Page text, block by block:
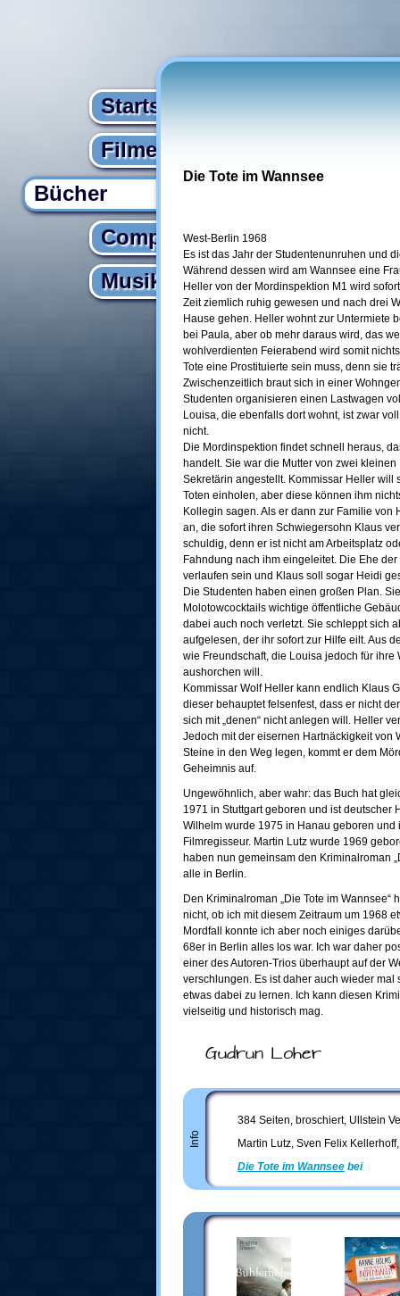
Startseite
Filme
Bücher
Computer
Musik
Die Tote im Wannsee
West-Berlin 1968
Es ist das Jahr der Studentenunruhen und
Während dessen wird am Wannsee eine
Heller von der Mordinspektion M1 wird
Zeit ziemlich ruhig gewesen und nach drei
Hause gehen. Heller wohnt zur Untermiete
bei Paula, aber ob mehr daraus wird, das
wohlverdienten Feierabend wird somit
Tote eine Prostituierte sein muss, denn sie
Zwischenzeitlich braut sich in einer
Studenten organisieren einen Lastwagen
Louisa, die ebenfalls dort wohnt, ist zwar
nicht.
Die Mordinspektion findet schnell heraus,
handelt. Sie war die Mutter von zwei
Sekretärin angestellt. Kommissar Heller
Toten einholen, aber diese können ihm
Kollegin sagen. Als er dann zur Familie von
an, die sofort ihren Schwiegersohn Klaus
schuldig, denn er ist nicht am Arbeitsplatz
Fahndung nach ihm eingeleitet. Die Ehe
verlaufen sein und Klaus soll sogar Heidi
Die Studenten haben einen großen Plan.
Molotowcocktails wichtige öffentliche
dabei auch noch verletzt. Sie schleppt sich
aufgelesen, der ihr sofort zur Hilfe eilt. Aus
wie Freundschaft, die Louisa jedoch für
aushorchen will.
Kommissar Wolf Heller kann endlich Klaus
dieser behauptet felsenfest, dass er nicht
sich mit „denen“ nicht anlegen will. Heller
Jedoch mit der eisernen Hartnäckigkeit von
Steine in den Weg legen, kommt er dem
Geheimnis auf.
Ungewöhnlich, aber wahr: das Buch hat
1971 in Stuttgart geboren und ist deutscher
Wilhelm wurde 1975 in Hanau geboren und
Filmregisseur. Martin Lutz wurde 1969
haben nun gemeinsam den Kriminalroman
alle in Berlin.
Den Kriminalroman „Die Tote im
nicht, ob ich mit diesem Zeitraum um 1968
Mordfall konnte ich aber noch einiges
68er in Berlin alles los war. Ich war daher
einer des Autoren-Trios überhaupt auf der
verschlungen. Es ist daher auch wieder
etwas dabei zu lernen. Ich kann diesen
vielseitig und historisch mag.
Gudrun Loher
Info
384 Seiten, broschiert, Ullstein
Martin Lutz, Sven Felix
Die Tote im Wannsee bei